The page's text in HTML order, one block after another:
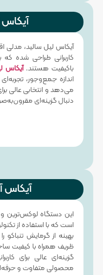
آیکاس
آیکاس لیل سالید، مدلی
کاربرانی طراحی شده
باکیفیت هستند.آیکاس
اندازه جمع‌وجور،
می‌دهد و انتخابی عالی
دنبال گزینه‌ای
آیکاس
این دستگاه لوکس‌ترین
است که با استفاده از
بهینه از گرمایش
ظریف همراه با کیفیت
گزینه‌ای عالی برای
محصولی متفاوت و